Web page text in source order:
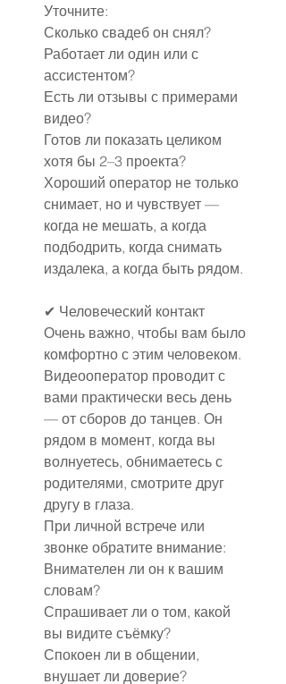
Уточните:
Сколько свадеб он снял?
Работает ли один или с
ассистентом?
Есть ли отзывы с примерами
видео?
Готов ли показать целиком
хотя бы 2–3 проекта?
Хороший оператор не только
снимает, но и чувствует —
когда не мешать, а когда
подбодрить, когда снимать
издалека, а когда быть рядом.
✔ Человеческий контакт
Очень важно, чтобы вам было
комфортно с этим человеком.
Видеооператор проводит с
вами практически весь день
— от сборов до танцев. Он
рядом в момент, когда вы
волнуетесь, обнимаетесь с
родителями, смотрите друг
другу в глаза.
При личной встрече или
звонке обратите внимание:
Внимателен ли он к вашим
словам?
Спрашивает ли о том, какой
вы видите съёмку?
Спокоен ли в общении,
внушает ли доверие?